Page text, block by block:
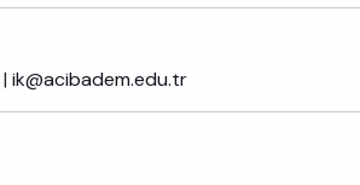
ik@acibadem.edu.tr